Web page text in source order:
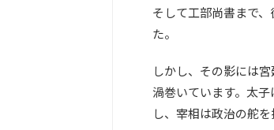
そして工部尚書まで
た。
しかし、その影には
渦巻いています。太
し、宰相は政治の舵